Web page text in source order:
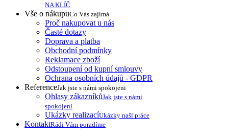
NA KLÍČ
Vše o nákupuCo Vás zajímá
Proč nakupovat u nás
Časté dotazy
Doprava a platba
Obchodní podmínky
Reklamace zboží
Odstoupení od kupní smlouvy
Ochrana osobních údajů - GDPR
ReferenceJak jste s námi spokojeni
Ohlasy zákazníkůJak jste s námi
spokojeni
Ukázky realizacíUkázky naší práce
KontaktRádi Vám poradíme